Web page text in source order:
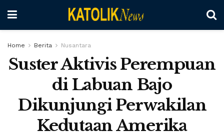
Home Berita Nusantara
Suster Aktivis Perempuan
di Labuan Bajo
Dikunjungi Perwakilan
Kedutaan Amerika